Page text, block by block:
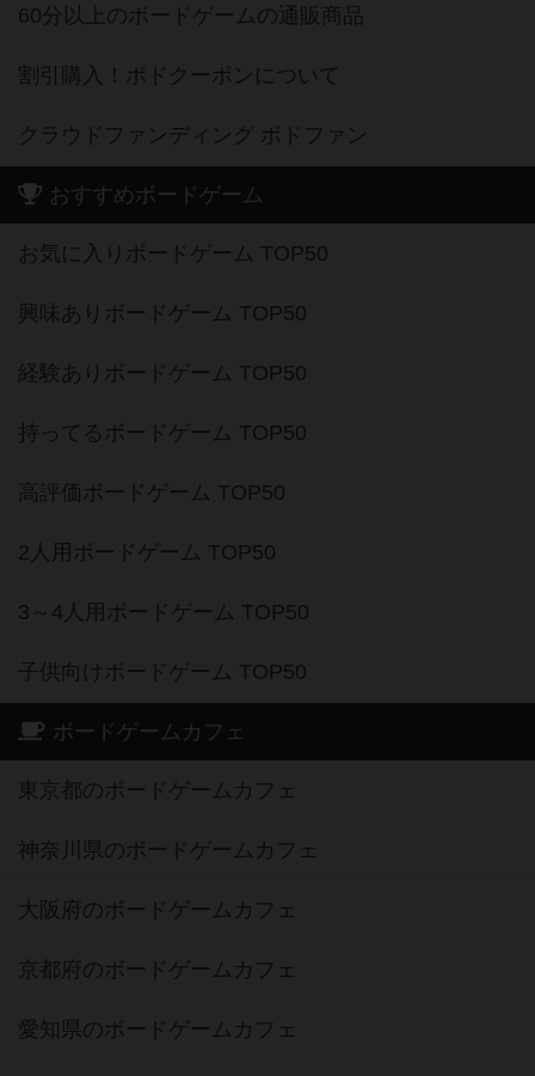
60分以上のボードゲームの通販商品
割引購入！ボドクーポンについて
クラウドファンディング ボドファン
おすすめボードゲーム
お気に入りボードゲーム TOP50
興味ありボードゲーム TOP50
経験ありボードゲーム TOP50
持ってるボードゲーム TOP50
高評価ボードゲーム TOP50
2人用ボードゲーム TOP50
3～4人用ボードゲーム TOP50
子供向けボードゲーム TOP50
ボードゲームカフェ
東京都のボードゲームカフェ
神奈川県のボードゲームカフェ
大阪府のボードゲームカフェ
京都府のボードゲームカフェ
愛知県のボードゲームカフェ